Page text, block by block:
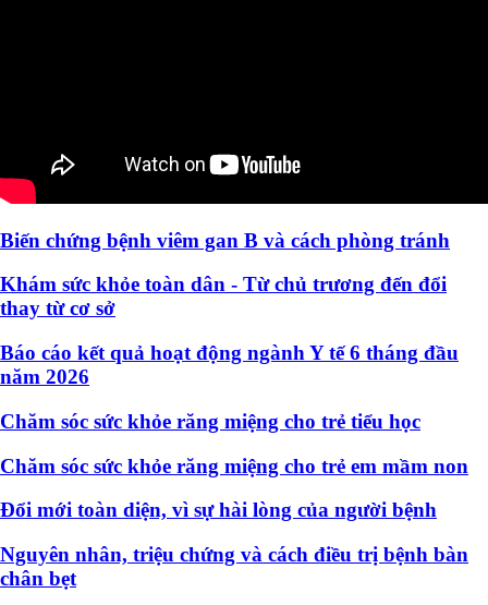
Biến chứng bệnh viêm gan B và cách phòng tránh
Khám sức khỏe toàn dân - Từ chủ trương đến đổi
thay từ cơ sở
Báo cáo kết quả hoạt động ngành Y tế 6 tháng đầu
năm 2026
Chăm sóc sức khỏe răng miệng cho trẻ tiểu học
Chăm sóc sức khỏe răng miệng cho trẻ em mầm non
Đổi mới toàn diện, vì sự hài lòng của người bệnh
Nguyên nhân, triệu chứng và cách điều trị bệnh bàn
chân bẹt